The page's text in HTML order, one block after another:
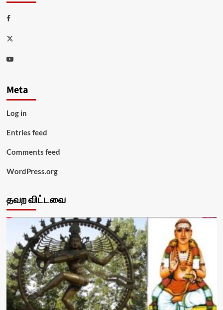
Facebook
Twitter
Youtube
Meta
Log in
Entries feed
Comments feed
WordPress.org
தவற விட்டவை